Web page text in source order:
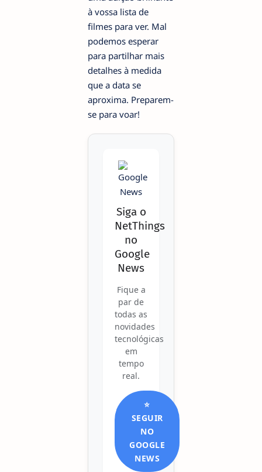
à vossa lista de
filmes para ver. Mal
podemos esperar
para partilhar mais
detalhes à medida
que a data se
aproxima. Preparem-
se para voar!
Siga o
NetThings
no
Google
News
Fique a
par de
todas as
novidades
tecnológicas
em
tempo
real.
⭐
SEGUIR
NO
GOOGLE
NEWS